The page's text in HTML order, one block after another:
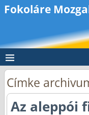
Fokoláre
Címke
Az aleppói